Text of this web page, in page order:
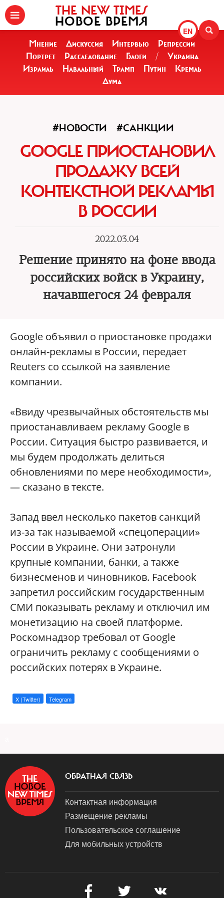
EN
THE NEW TIMES
НОВОЕ ВРЕМЯ
Мнение Дискуссия Интервью
Репрессии
Портрет
Расследование Блоги /
Украина
Израиль
Навальный Трамп Путин
Кремль
Дума
#НОВОСТИ #САНКЦИИ
GOOGLE ПРИОСТАНОВИЛ
ПРОДАЖУ ВСЕЙ
КОНТЕКСТНОЙ РЕКЛАМЫ
В РОССИИ
2022.03.04
Решение принято на фоне ввода
российских войск в Украину,
начавшегося 24 февраля
Google объявил о приостановке продажи
онлайн-рекламы в России, передает
Reuters со ссылкой на заявление
компании.
«Ввиду чрезвычайных обстоятельств мы
приостанавливаем рекламу Google в
России. Ситуация быстро развивается, и
мы будем продолжать делиться
обновлениями по мере необходимости»,
— сказано в тексте.
Запад ввел несколько пакетов санкций
из-за так называемой «спецоперации»
России в Украине. Они затронули
крупные компании, банки, а также
бизнесменов и чиновников. Facebook
запретил российским государственным
СМИ показывать рекламу и отключил им
монетизацию на своей платформе.
Роскомнадзор требовал от Google
ограничить рекламу с сообщениями о
российских потерях в Украине.
X (Twitter) Telegram
ОБРАТНАЯ СВЯЗЬ
Контактная информация
Размещение рекламы
Пользовательское соглашение
Для мобильных устройств